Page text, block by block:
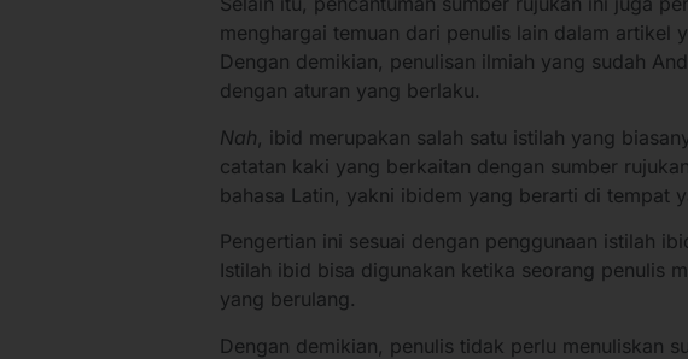
menghargai temuan dari penulis lain dalam artikel
Dengan demikian, penulisan ilmiah yang sudah
dengan aturan yang berlaku.
Nah , ibid merupakan salah satu istilah yang
catatan kaki yang berkaitan dengan sumber
bahasa Latin, yakni ibidem yang berarti di tempat
Pengertian ini sesuai dengan penggunaan istilah
Istilah ibid bisa digunakan ketika seorang penulis
yang berulang.
Dengan demikian, penulis tidak perlu menuliskan